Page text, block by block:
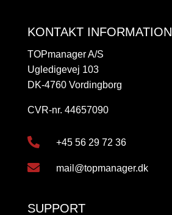
KONTAKT INFORMATION
TOPmanager A/S
Ugledigevej 103
DK-4760 Vordingborg
CVR-nr. 44657090
 +45 56 29 72 36
 mail@topmanager.dk
SUPPORT